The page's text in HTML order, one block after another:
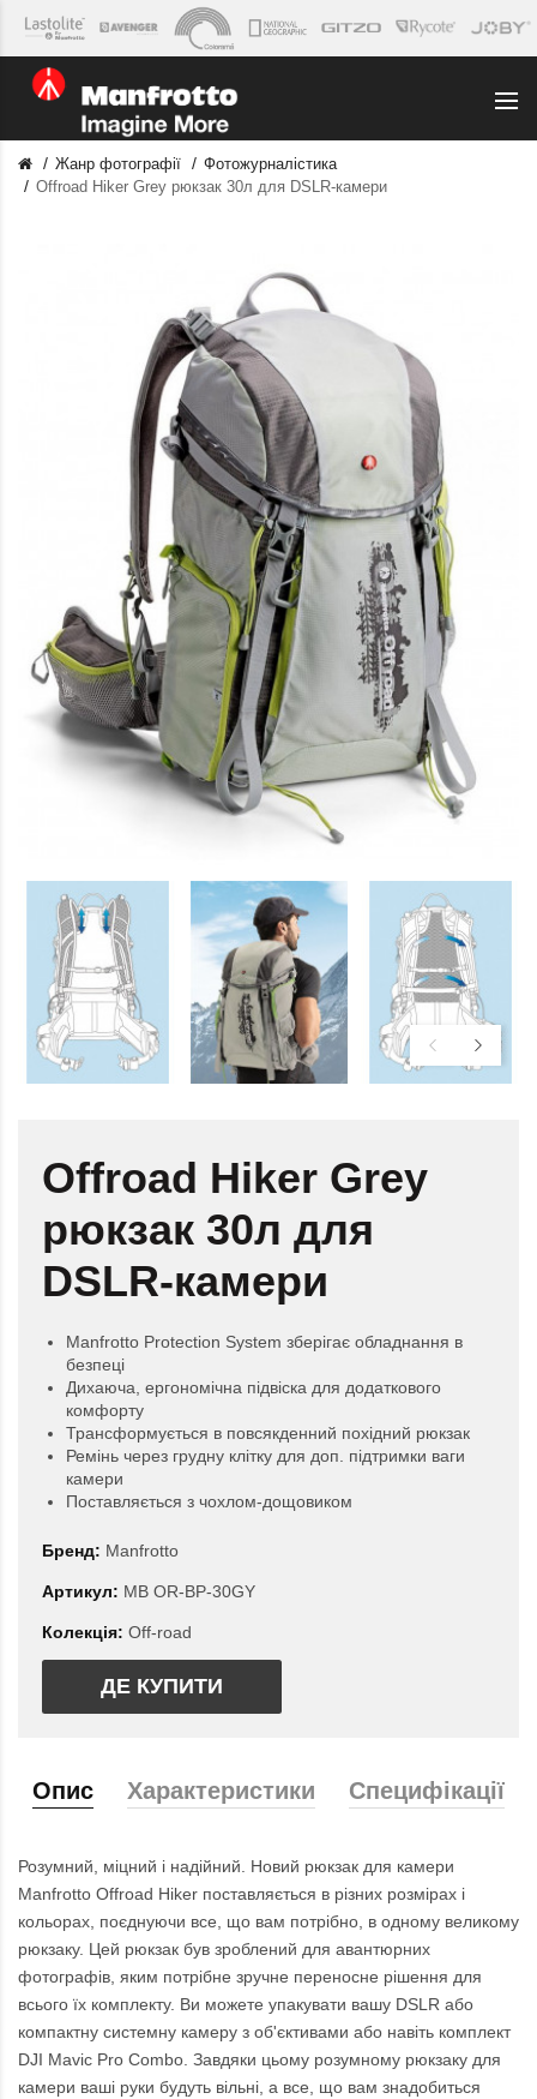
Жанр фотографії
Фотожурналістика
Offroad Hiker Grey рюкзак 30л для DSLR-камери
Offroad Hiker Grey
рюкзак 30л для
DSLR-камери
Manfrotto Protection System зберігає обладнання в
безпеці
Дихаюча, ергономічна підвіска для додаткового
комфорту
Трансформується в повсякденний похідний рюкзак
Ремінь через грудну клітку для доп. підтримки ваги
камери
Поставляється з чохлом-дощовиком
Бренд: Manfrotto
Артикул: MB OR-BP-30GY
Колекція: Off-road
ДЕ КУПИТИ
Опис Характеристики Специфікації
Розумний, міцний і надійний. Новий рюкзак для камери
Manfrotto Offroad Hiker поставляється в різних розмірах і
кольорах, поєднуючи все, що вам потрібно, в одному великому
рюкзаку. Цей рюкзак був зроблений для авантюрних
фотографів, яким потрібне зручне переносне рішення для
всього їх комплекту. Ви можете упакувати вашу DSLR або
компактну системну камеру з об'єктивами або навіть комплект
DJI Mavic Pro Combo. Завдяки цьому розумному рюкзаку для
камери ваші руки будуть вільні, а все, що вам знадобиться